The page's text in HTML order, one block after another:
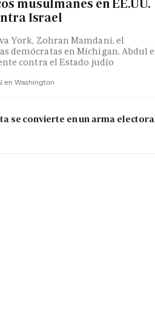
musulmanes en EE.UU.
Israel
York, Zohran Mamdani, el
demócratas en Míchigan, Abdul
contra el Estado judío
en Washington
se convierte en un arma